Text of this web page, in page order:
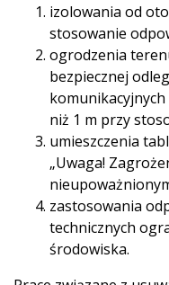
izolowania od
stosowanie
ogrodzenia
bezpiecznej
niż 1 m przy
umieszczenia
„Uwaga!
zastosowania
technicznych
środowiska.